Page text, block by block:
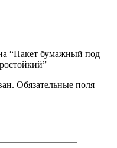
“Пакет бумажный под
Обязательные поля